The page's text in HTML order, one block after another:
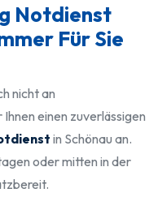
Notdienst
Für Sie
nicht an
einen zuverlässigen
in Schönau an.
oder mitten in der